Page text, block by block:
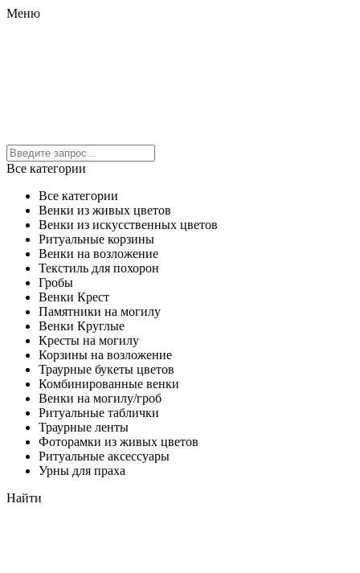
Меню
Все категории
Все категории
Венки из живых цветов
Венки из искусственных цветов
Ритуальные корзины
Венки на возложение
Текстиль для похорон
Гробы
Венки Крест
Памятники на могилу
Венки Круглые
Кресты на могилу
Корзины на возложение
Траурные букеты цветов
Комбинированные венки
Венки на могилу/гроб
Ритуальные таблички
Траурные ленты
Фоторамки из живых цветов
Ритуальные аксессуары
Урны для праха
Найти